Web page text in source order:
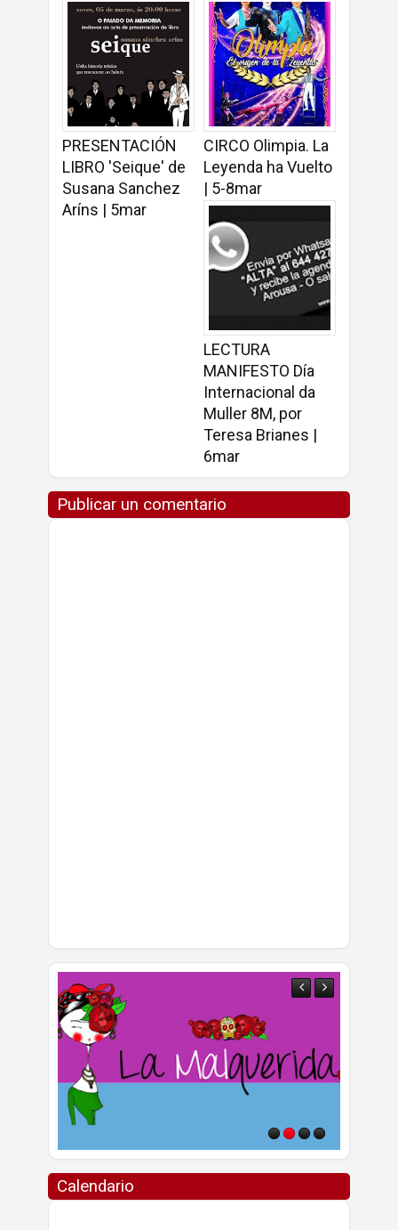
PRESENTACIÓN
LIBRO 'Seique' de
Susana Sanchez
Aríns | 5mar
CIRCO Olimpia. La
Leyenda ha Vuelto
| 5-8mar
LECTURA
MANIFESTO Día
Internacional da
Muller 8M, por
Teresa Brianes |
6mar
Publicar un comentario
Calendario